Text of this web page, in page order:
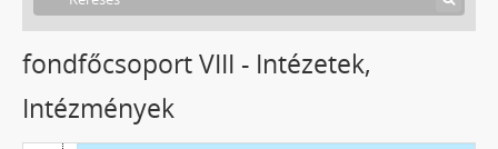
fondfőcsoport VIII - Intézetek,
Intézmények
[Levéltár] Tatabánya Megyei Jogú Város Levéltára
[fondfőcsoport] V - Mezővárosok, 1774 - 1969